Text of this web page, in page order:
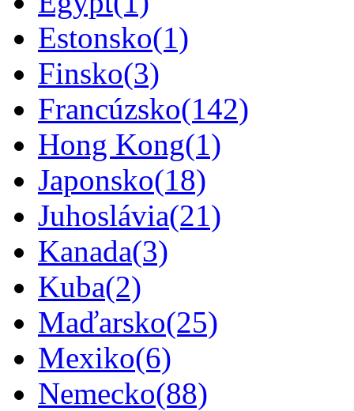
Estonsko(1)
Finsko(3)
Francúzsko(142)
Hong Kong(1)
Japonsko(18)
Juhoslávia(21)
Kanada(3)
Kuba(2)
Maďarsko(25)
Mexiko(6)
Nemecko(88)